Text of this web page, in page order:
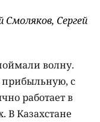
Сергей
волну.
прибыльную, с
работает в
В Казахстане